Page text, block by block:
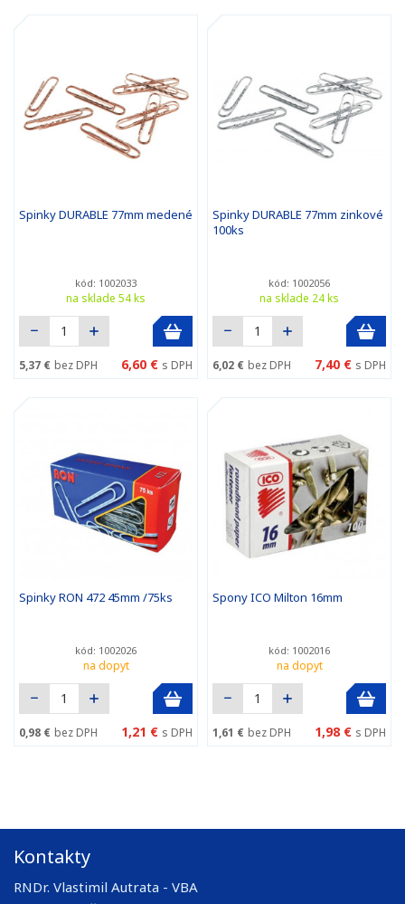
Spinky DURABLE 77mm medené
kód: 1002033
na sklade 54 ks
5,37 € bez DPH 6,60 € s DPH
Spinky DURABLE 77mm zinkové
100ks
kód: 1002056
na sklade 24 ks
6,02 € bez DPH 7,40 € s DPH
Spinky RON 472 45mm /75ks
kód: 1002026
na dopyt
0,98 € bez DPH 1,21 € s DPH
Spony ICO Milton 16mm
kód: 1002016
na dopyt
1,61 € bez DPH 1,98 € s DPH
Kontakty
RNDr. Vlastimil Autrata - VBA